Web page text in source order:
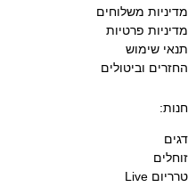
מדיניות משלוחים
מדיניות פרטיות
תנאי שימוש
החזרים וביטולים
חנות:
דגים
זוחלים
טרריום Live